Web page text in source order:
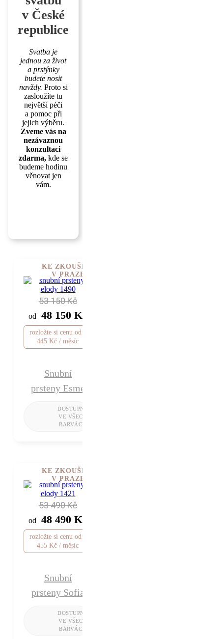
v České
republice
Svatba je
jednou za život
a prstýnky
budete nosit
navždy. Proto si
zasloužíte tu
největší péči
a pomoc při
jejich výběru.
Zveme vás na
nezávaznou
konzultaci
zdarma, kde se
budeme hodinu
věnovat jen
vám.
53 150 Kč
od 48 150 Kč
rozložte si cenu od 1
445 Kč / měsíc
Snubní
prsteny Esme
KE ZKOUŠENÍ
V PRAZE
53 490 Kč
od 48 490 Kč
rozložte si cenu od 1
455 Kč / měsíc
Snubní
prsteny Sofia
KE ZKOUŠENÍ
V PRAZE